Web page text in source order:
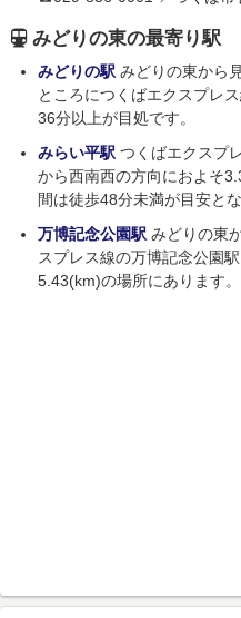
みどりの東の最寄り駅
みどりの駅 みどりの東から
ところにつくばエクスプレ
36分以上が目処です。
みらい平駅 つくばエクスプ
から西南西の方向におよそ
間は徒歩48分未満が目安とな
万博記念公園駅 みどりの東
スプレス線の万博記念公園
5.43(km)の場所にあります。